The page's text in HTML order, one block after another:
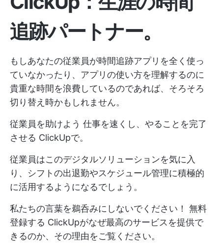
追跡パートナー。
もしあなたの従業員が時間追跡アプリを全く使っ
ていなかったり、アプリの使い方を理解するのに
貴重な時間を浪費しているのであれば、そろそろ
切り替え時かもしれません。
従業員を助けよう 仕事を速くし、やることを完了
させる ClickUpで。
従業員はこのデジタルソリューションを気に入
り、シフトの出退勤やスケジュール管理に積極的
に活用するようになるでしょう。
私たちの言葉を鵜呑みにしないでください！ 無料
登録する ClickUpがなぜ最高のサービスを提供で
きるのか、その理由をご覧ください。